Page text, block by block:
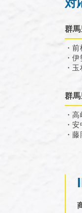
群
・
・
・
群
・
・
・